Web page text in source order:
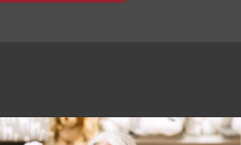
MAIN CONTENT